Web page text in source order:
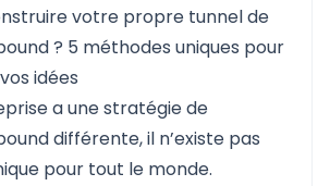
votre propre tunnel de
? 5 méthodes uniques pour
idées
a une stratégie de
différente, il n’existe pas
pour tout le monde.